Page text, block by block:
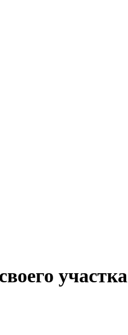
участка